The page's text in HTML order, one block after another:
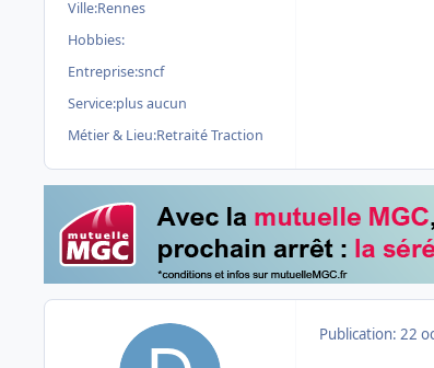
Ville:Rennes
Hobbies:
Entreprise:sncf
Service:plus aucun
Métier & Lieu:Retraité Traction
Publication: 22